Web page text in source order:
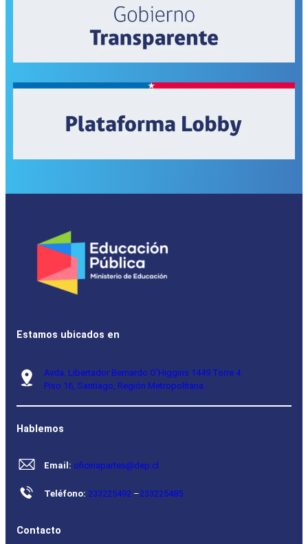
Estamos ubicados en
Avda. Libertador Bernardo O’Higgins 1449 Torre 4
Piso 16, Santiago, Región Metropolitana.
Hablemos
Email: oficinapartes@dep.cl
Teléfono: 233225492 –233225485
Contacto